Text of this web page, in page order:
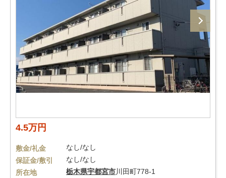
4.5万円
敷金/礼金
なし/なし
保証金/敷引
なし/なし
所在地
栃木県宇都宮市川田町778-1